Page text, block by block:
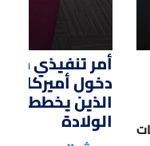
أمر تنفيذي من
دخول أميركا
الذين يخططون
الولادة